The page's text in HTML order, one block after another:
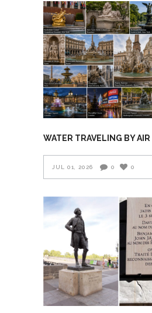
WATER TRAVELING BY AIR
JUL 01, 2026 0 0